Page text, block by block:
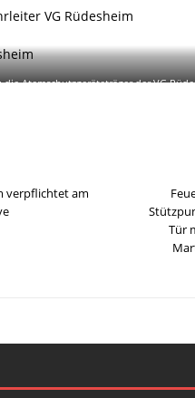
VG Rüdesheim
Atemschutzgeräteträger der VG
verpflichtet am
Tür